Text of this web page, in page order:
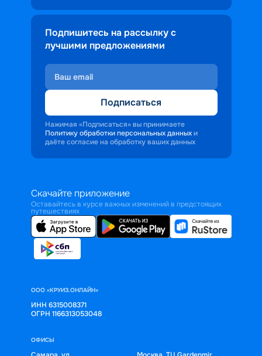
Подпишитесь на рассылку с
лучшими предложениями
Подписаться
Нажимая «Подписаться» вы принимаете
Политику обработки персональных данных и
даёте согласие на обработку ваших данных
Скачайте приложение
Оставайтесь в курсе важных изменений в предстоящих
путешествиях
ООО «КРУИЗ.ОНЛАЙН»
ИНН 6315008371
ОГРН 1166313053048
ОФИСЫ